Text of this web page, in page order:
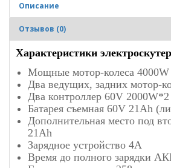
Описание
Отзывов (0)
Характеристики
Мощные мотор-колеса
Два ведущих, задних мотор-
Два контроллер 60V 2000W*2
Батарея съемная 60V 21Ah
Дополнительная место под
21Ah
Зарядное устройство 4A
Время до полного зарядки